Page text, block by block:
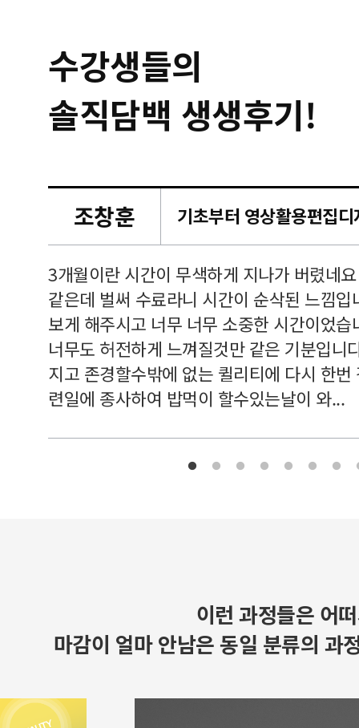
수강생들의
솔직담백 생생후기!
조창훈
3개월이란 시간이 무색하게 지나가 버렸네
같은데 벌써 수료라니 시간이 순삭된 느낌
보게 해주시고 너무 너무 소중한 시간이었
너무도 허전하게 느껴질것만 같은 기분입니
지고 존경할수밖에 없는 퀼리티에 다시 한
련일에 종사하여 밥먹이 할수있는날이 와...
이런 과정들은 어
마감이 얼마 안남은 동일 분류의 과